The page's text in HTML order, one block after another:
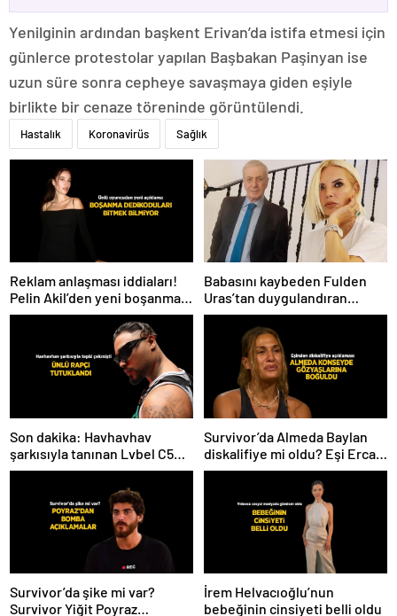
Yenilginin ardından başkent Erivan’da istifa etmesi için
günlerce protestolar yapılan Başbakan Paşinyan ise
uzun süre sonra cepheye savaşmaya giden eşiyle
birlikte bir cenaze töreninde görüntülendi.
Hastalık Koronavirüs Sağlık
Reklam anlaşması iddiaları!
Pelin Akil’den yeni boşanma
açıklaması
Babasını kaybeden Fulden
Uras’tan duygulandıran
paylaşım! ‘Nurlarda uyu’
Son dakika: Havhavhav
şarkısıyla tanınan Lvbel C5
tutuklandı
Survivor’da Almeda Baylan
diskalifiye mi oldu? Eşi Ercan
Baylan Instagram’dan açıkladı
Survivor’da şike mi var?
Survivor Yiğit Poyraz
İrem Helvacıoğlu’nun
bebeğinin cinsiyeti belli oldu